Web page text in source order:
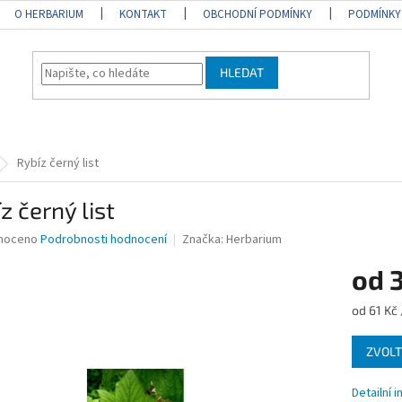
O HERBARIUM KONTAKT OBCHODNÍ PODMÍNKY
HLEDAT
Rybíz černý list
černý list
Podrobnosti hodnocení Značka: Herbarium
od
Měrná
od 61 Kč
Detailní